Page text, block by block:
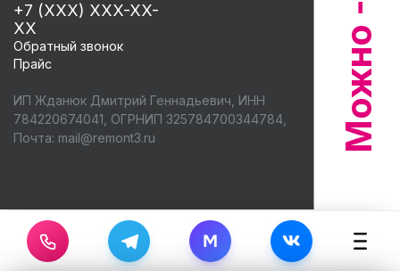
+7 (XXX) XXX-XX-
XX
Обратный звонок
Прайс
ИП Жданюк Дмитрий Геннадьевич, ИНН
784220674041, ОГРНИП 325784700344784,
Почта: mail@remont3.ru
M